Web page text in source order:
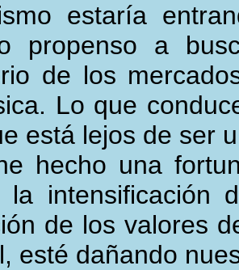
estaría
propenso a
de los
Lo que
está lejos de ser
hecho una
la intensificación
de los valores
esté dañando